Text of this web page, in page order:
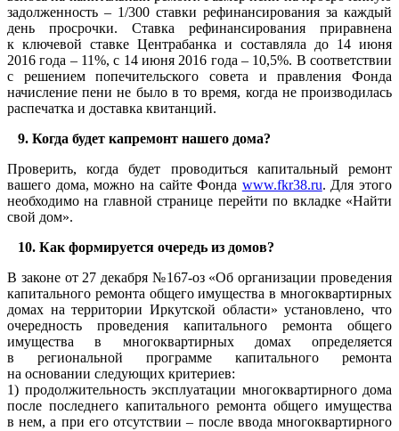
задолженность – 1/300 ставки рефинансирования за каждый
день просрочки. Ставка рефинансирования приравнена
к ключевой ставке Центрабанка и составляла до 14 июня
2016 года – 11%, с 14 июня 2016 года – 10,5%. В соответствии
с решением попечительского совета и правления Фонда
начисление пени не было в то время, когда не производилась
распечатка и доставка квитанций.
9. Когда будет капремонт нашего дома?
Проверить, когда будет проводиться капитальный ремонт
вашего дома, можно на сайте Фонда www.fkr38.ru. Для этого
необходимо на главной странице перейти по вкладке «Найти
свой дом».
10. Как формируется очередь из домов?
В законе от 27 декабря №167-оз «Об организации проведения
капитального ремонта общего имущества в многоквартирных
домах на территории Иркутской области» установлено, что
очередность проведения капитального ремонта общего
имущества в многоквартирных домах определяется
в региональной программе капитального ремонта
на основании следующих критериев:
1) продолжительность эксплуатации многоквартирного дома
после последнего капитального ремонта общего имущества
в нем, а при его отсутствии – после ввода многоквартирного